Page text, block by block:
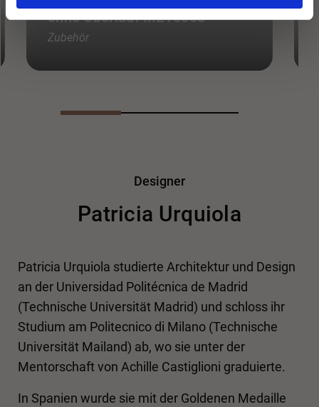
Zubehör
ohne Überlauf MET0563
Designer
Patricia Urquiola
Patricia Urquiola studierte Architektur und Design
an der Universidad Politécnica de Madrid
(Technische Universität Madrid) und schloss ihr
Studium am Politecnico di Milano (Technische
Universität Mailand) ab, wo sie unter der
Mentorschaft von Achille Castiglioni graduierte.
In Spanien wurde sie mit der Goldenen Medaille